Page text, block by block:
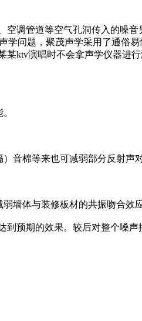
调管道等空气孔洞传入的噪
学问题，聚茂声学采用了通俗
ktv演唱时不会拿声学仪器进
音棉等来也可减弱部分反射声
墙体与装修板材的共振吻合效
预期的效果。较后对整个嗓